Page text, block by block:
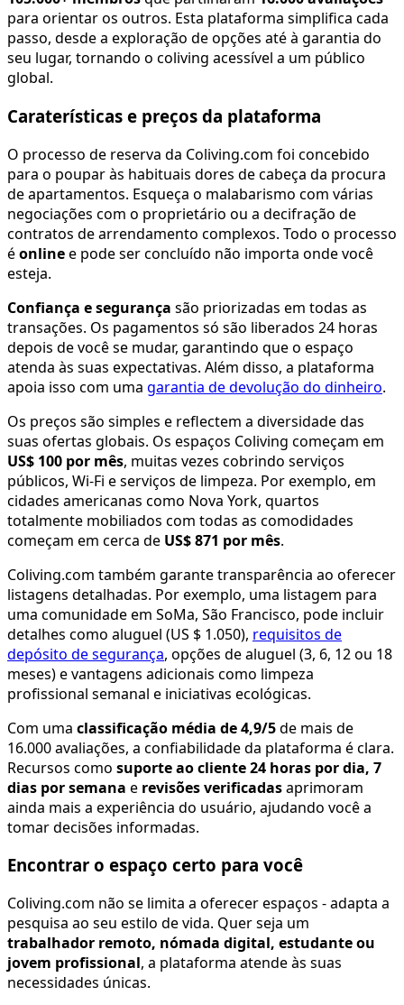
para orientar os outros. Esta plataforma simplifica cada
passo, desde a exploração de opções até à garantia do
seu lugar, tornando o coliving acessível a um público
global.
Caraterísticas e preços da plataforma
O processo de reserva da Coliving.com foi concebido
para o poupar às habituais dores de cabeça da procura
de apartamentos. Esqueça o malabarismo com várias
negociações com o proprietário ou a decifração de
contratos de arrendamento complexos. Todo o processo
éonlinee pode ser concluído não importa onde você
esteja.
Confiança e segurança são priorizadas em todas as
transações. Os pagamentos só são liberados 24 horas
depois de você se mudar, garantindo que o espaço
atenda às suas expectativas. Além disso, a plataforma
apoia isso com uma garantia de devolução do dinheiro.
Os preços são simples e reflectem a diversidade das
suas ofertas globais. Os espaços Coliving começam em
US$ 100 por mês, muitas vezes cobrindo serviços
públicos, Wi-Fi e serviços de limpeza. Por exemplo, em
cidades americanas como Nova York, quartos
totalmente mobiliados com todas as comodidades
começam em cerca de US$ 871 por mês.
Coliving.com também garante transparência ao oferecer
listagens detalhadas. Por exemplo, uma listagem para
uma comunidade em SoMa, São Francisco, pode incluir
detalhes como aluguel (US $ 1.050), requisitos de
depósito de segurança, opções de aluguel (3, 6, 12 ou 18
meses) e vantagens adicionais como limpeza
profissional semanal e iniciativas ecológicas.
Com uma classificação média de 4,9/5de mais de
16.000 avaliações, a confiabilidade da plataforma é clara.
Recursos como suporte ao cliente 24 horas por dia, 7
dias por semana e revisões verificadasaprimoram
ainda mais a experiência do usuário, ajudando você a
tomar decisões informadas.
Encontrar o espaço certo para você
Coliving.com não se limita a oferecer espaços - adapta a
pesquisa ao seu estilo de vida. Quer seja um
trabalhador remoto, nómada digital, estudante ou
jovem profissional, a plataforma atende às suas
necessidades únicas.